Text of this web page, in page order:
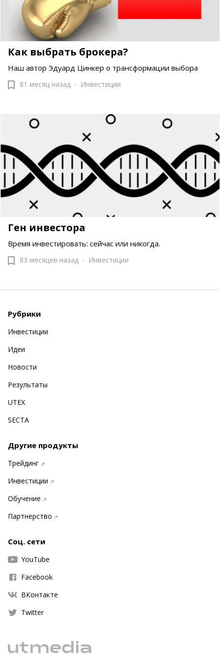
Как выбрать брокера?
Наш автор Эдуард Цинкер о трансформации выбора
81 месяц назад Инвестиции
Ген инвестора
Время инвестировать: сейчас или никогда.
83 месяцев назад Инвестиции
Рубрики
Инвестиции
Идеи
Новости
Результаты
UTEX
SECTA
Другие продукты
Трейдинг
Инвестиции
Обучение
Партнерство
Соц. сети
YouTube
Facebook
ВКонтакте
Twitter